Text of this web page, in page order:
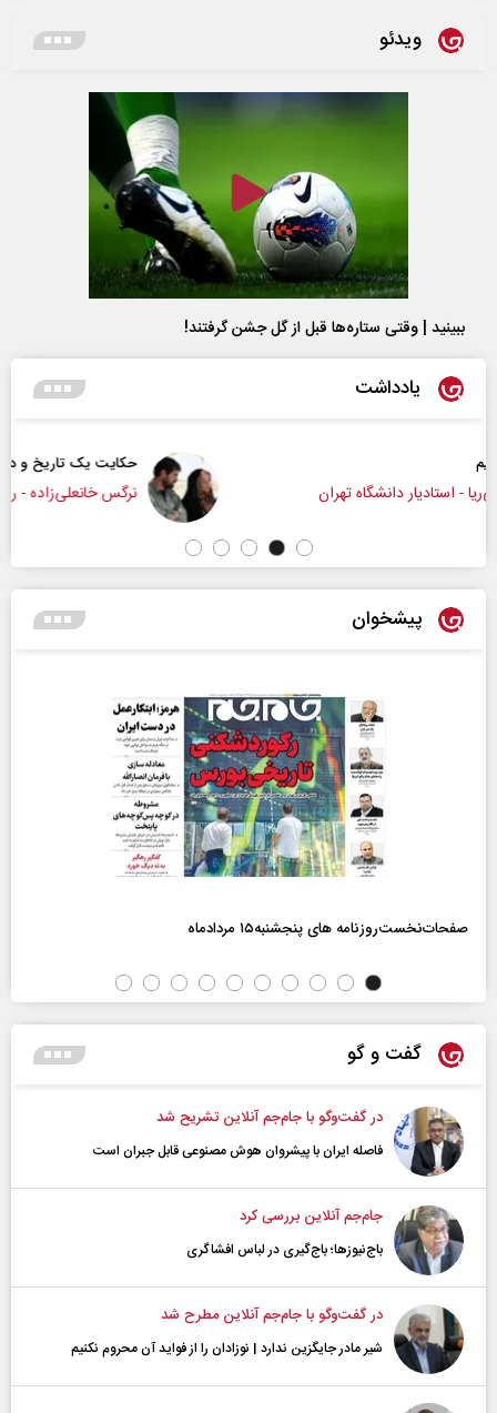
ویدئو
ببینید | وقتی ستاره‌ها قبل از گل جشن گرفتند!
یادداشت
حکایت یک تاریخ و دو زندگی
نرگس خانعلی‌زاده - روزنامه‌نگار
پیشخوان
صفحات‌نخست‌روزنامه ها‌ی پنجشنبه‌۱۵ مردادماه
گفت و گو
در گفت‌و‌گو با جام‌جم آنلاین تشریح شد
فاصله ایران با پیشرو‌ان هوش مصنوعی قابل جبران است
جام‌جم آنلاین بررسی کرد
باج‌نیوزها؛ باج‌گیری در لباس افشاگری
در گفت‌و‌گو با جام‌جم آنلاین مطرح شد
شیر مادر جایگزین ندارد | نوزادان را از فواید آن محروم نکنیم